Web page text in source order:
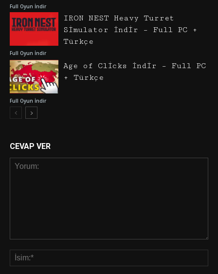
Full Oyun İndir
Full Oyun İndir
IRON NEST Heavy Turret
Simulator İndir – Full PC +
Türkçe
Full Oyun İndir
Age of Clicks İndir – Full PC
+ Türkçe
CEVAP VER